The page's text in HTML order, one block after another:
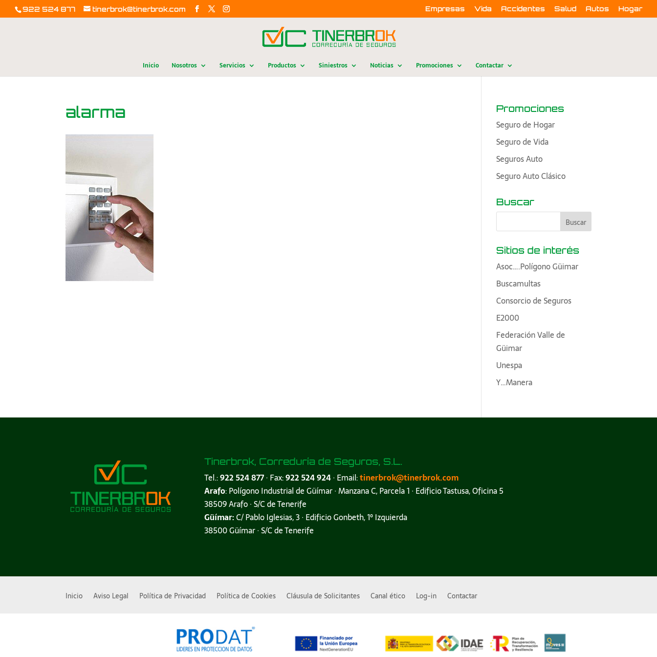
922 524 877 tinerbrok@tinerbrok.com Empresas Vida Accidentes Salud Autos Hogar
Inicio Nosotros Servicios Productos Siniestros Noticias Promociones Contactar
alarma Promociones
Seguro de Hogar
Seguro de Vida
Seguros Auto
Seguro Auto Clásico
Buscar
Sitios de interés
Asoc….Polígono Güimar
Buscamultas
Consorcio de Seguros
E2000
Federación Valle de
Güimar
Unespa
Y…Manera
Tinerbrok, Correduría de Seguros, S.L.
Tel.:922 524 877· Fax:922 524 924· Email:tinerbrok@tinerbrok.com
Arafo: Polígono Industrial de Güímar · Manzana C, Parcela 1 · Edificio Tastusa, Oficina 5
38509 Arafo · S/C de Tenerife
Güímar:C/ Pablo Iglesias, 3 · Edificio Gonbeth, 1º Izquierda
38500 Güímar · S/C de Tenerife
Inicio Aviso Legal Política de Privacidad Política de Cookies Cláusula de Solicitantes Canal ético Log-in Contactar